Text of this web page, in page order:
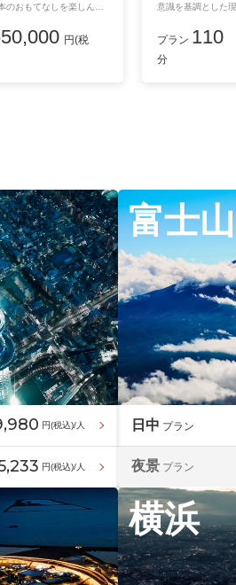
おもてなしを楽しんで
、宿泊施設のご予約はご
円(税
意識を基調とした
宿泊付きのプラン
自身での手配をお
プラン 110
分
円(税込)/人
円(税込)/人
富士山
日中 プラン
夜景 プラン
横浜